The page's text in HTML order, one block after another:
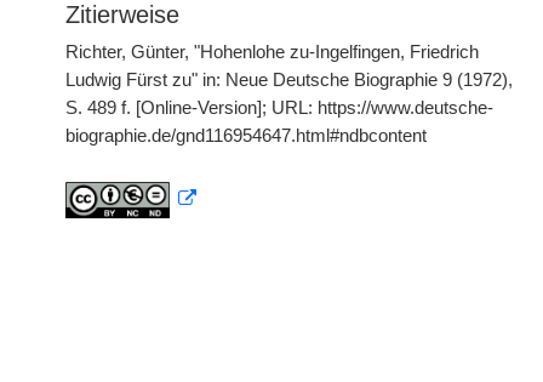
Zitierweise
Richter, Günter, "Hohenlohe zu-Ingelfingen, Friedrich
Ludwig Fürst zu" in: Neue Deutsche Biographie 9 (1972),
S. 489 f. [Online-Version]; URL: https://www.deutsche-
biographie.de/gnd116954647.html#ndbcontent